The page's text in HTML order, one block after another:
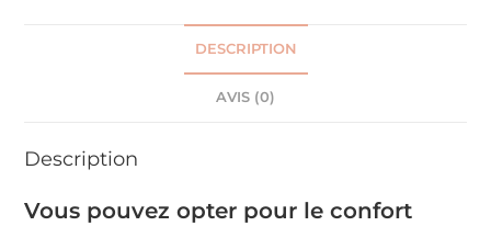
DESCRIPTION
AVIS (0)
Description
Vous pouvez opter pour le confort